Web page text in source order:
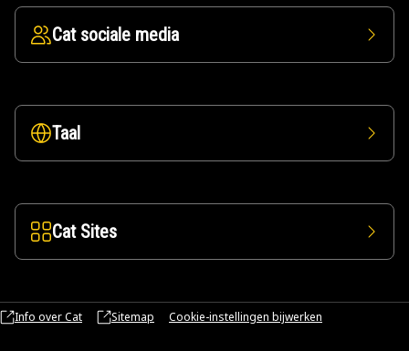
Cat sociale media
Taal
Cat Sites
Info over Cat Sitemap Cookie-instellingen bijwerken